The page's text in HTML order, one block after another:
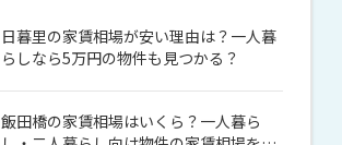
日暮里の家賃相場が安い理由は？一人暮
らしなら5万円の物件も見つかる？
飯田橋の家賃相場はいくら？一人暮ら